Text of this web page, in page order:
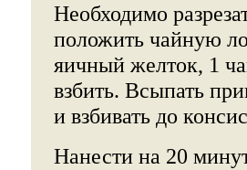
Необходимо
положить чайную
яичный желток, 1
взбить. Всыпать
и взбивать до
Нанести на 20